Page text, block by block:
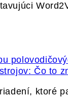
Čo to
ktoré